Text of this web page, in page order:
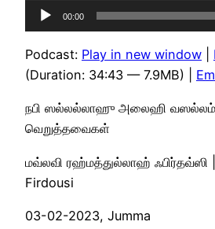
Audio
Player
00:00
Podcast: Play in new window
(Duration: 34:43 — 7.9MB) |
நபி ஸல்லல்லாஹு அலைஹி
வெறுத்தவைகள்
மவ்லவி ரஹ்மத்துல்லாஹ் ஃபிர்தவ்ஸி
Firdousi
03-02-2023, Jumma